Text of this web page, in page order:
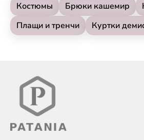
Костюмы
Брюки кашемир
Плащи и тренчи
Куртки